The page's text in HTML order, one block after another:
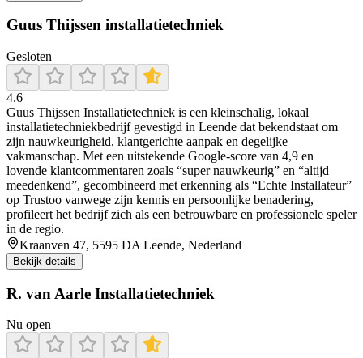
Guus Thijssen installatietechniek
Gesloten
4.6
Guus Thijssen Installatietechniek is een kleinschalig, lokaal
installatietechniekbedrijf gevestigd in Leende dat bekendstaat om
zijn nauwkeurigheid, klantgerichte aanpak en degelijke
vakmanschap. Met een uitstekende Google-score van 4,9 en
lovende klantcommentaren zoals “super nauwkeurig” en “altijd
meedenkend”, gecombineerd met erkenning als “Echte Installateur”
op Trustoo vanwege zijn kennis en persoonlijke benadering,
profileert het bedrijf zich als een betrouwbare en professionele speler
in de regio.
Kraanven 47, 5595 DA Leende, Nederland
Bekijk details
R. van Aarle Installatietechniek
Nu open